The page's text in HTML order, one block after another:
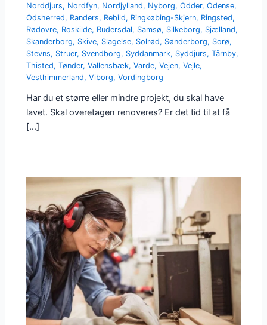
Norddjurs, Nordfyn, Nordjylland, Nyborg,Odder,Odense,
Odsherred, Randers, Rebild, Ringkøbing-Skjern, Ringsted,
Rødovre, Roskilde, Rudersdal, Samsø, Silkeborg, Sjælland,
Skanderborg, Skive, Slagelse, Solrød, Sønderborg, Sorø,
Stevns, Struer, Svendborg, Syddanmark, Syddjurs,Tårnby,
Thisted,Tønder,Vallensbæk,Varde,Vejen,Vejle,
Vesthimmerland,Viborg,Vordingborg
Har du et større eller mindre projekt, du skal have
lavet. Skal overetagen renoveres? Er det tid til at få
[…]